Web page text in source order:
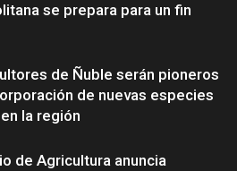
se prepara para un fin
de Ñuble serán pioneros
de nuevas especies
la región
de Agricultura anuncia